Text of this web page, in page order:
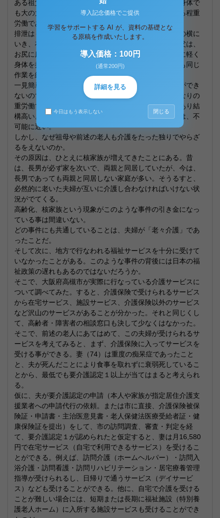
ある祖父を起き上がらせるのは、いくら祖父が痩せた身体で
も大の大人二人がかりでやっと持ち上げることができる程重
労働である。
排泄はもちろん尿瓶ですませる。尿瓶をもってベッドの横に
いき、布団をめくり祖父のズボンを下げる。この時祖父は、
お尻に床ずれができていたからそれに当たらないように軽く
身体を持ち上げてズボンを下げるのである。上げるのも同じ
作業を繰り返す。
一見簡単な作業に思えるが相手は寝た切りで動くことができ
ないので、全てこちらがやらなければいけないからかなりの
重労働である。しかも、ベッドの高さは祖母の腰まであり結
構高い。腰の曲がった、背の低い祖母が独りでやるのは、不
可能に近い。
しかし、なぜ祖母や前述の老人も介護をたった独りでやらざ
るをえないのか。
その原因は、ひとえに核家族が増えてきたことにある。昔
は、長男が必ず家を次いで、両親と同居していたが、今は、
長男であっても両親と同居しない家庭が多い。そうるすと、
必然的に老いた夫婦が互いに介護し合わなければいけない状
況がでてくる。
高齢化、核家族という現象がこのような事件の引き金になっ
ている事は間違いない。
どの事件にも共通していることは、夫婦が「老々介護」であ
ったことだ。
そして次に、地方で行なわれる福祉サービスを十分に受けて
いなかったことがある。このような事件の背後には日本の福
祉政策の遅れもあるのではないだろうか。
そこで、大阪府高槻市が実際に行なっている介護サービスに
ついて調べてみた。すると、介護保険で受けられるサービス
から在宅サービス、施設サービス、介護保険以外のサービス
など沢山のサービスがあることが分かった。それと同じくし
て、高齢者・障害者の相談窓口も決して少なくはなかった。
そこで、前述の老人にあてはめて、この夫婦が受けられるサ
ービスを考えてみると、まず、介護保険に入ってサービスを
受ける事ができる。妻（74）は重度の痴呆症であったこと
と、夫が死んだことにより食事を取れずに衰弱死しているこ
とから、最低でも要介護認定１以上が当てはまると考えられ
る。
仮に、夫が要介護認定の申請（本人や家族が指定居住介護支
援業者への申請代行の依頼。または市に直接、介護保険被保
険証・申請書・主治医意見書・老人保健法医療受給者証・健
康保険証を提出）をして、市の訪問調査、審査・判定を経
て、要介護認定１が認められたと仮定すると、妻は月16,580
円で在宅サービス（自宅で利用できるサービス）を受けるこ
とができる。例えば、訪問介護（ホームヘルパー）・訪問入
浴介護・訪問看護・訪問リハビリテーション・居宅療養管理
指導が受けられるし、日帰りで通うサービス（デイサービ
ス）なども受けることができる。他に、自宅で介護を受ける
ことが難しい場合には、短期または長期に福祉施設（特別養
護老人ホーム）に入所する施設サービスも受けることができ
導入記念価格でご提供
学習をサポートする AI が、資料の基礎とな
る原稿を作成いたします。
導入価格：100円
(通常200円)
詳細を見る
今日はもう表示しない 閉じる